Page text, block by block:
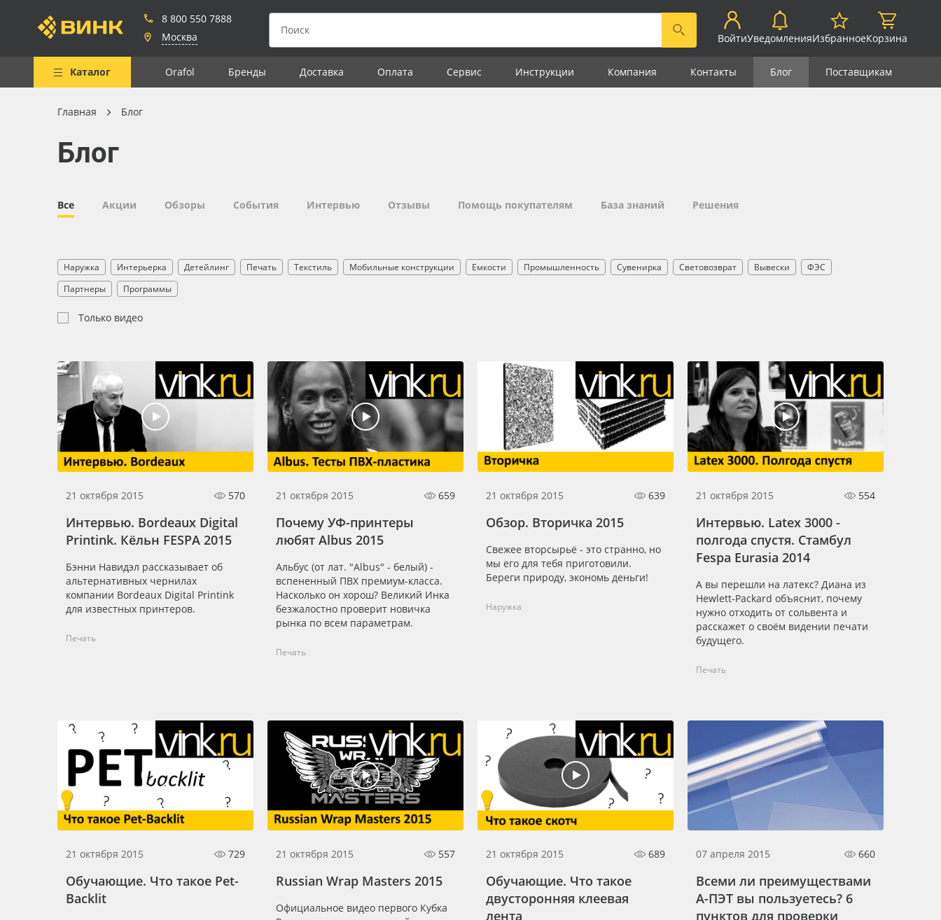
8 800 550 7888
Москва
ВойтиУведомленияИзбранноеКорзина
Каталог Orafol Бренды Доставка Оплата Сервис Инструкции Компания Контакты Блог Поставщикам
Весь каталог
Рулонные материалы
Листовые материалы
Мобильные конструкции и
POS-материалы
Профильные системы
Светотехника
Инженерные пластики
Упаковочные материалы
Оборудование и инструмент
Новинки ассортимента
Oracal 641
Orajet 3640
Плёнка монтажная Oratape
ПЭТ листовой
ПЭТ бэклит
Вспененный ПВХ
Баннер
Главная Блог
Блог
Все Акции Обзоры События Интервью Отзывы Помощь покупателям База знаний Решения
Наружка Интерьерка Детейлинг Печать Текстиль Мобильные конструкции Емкости Промышленность Сувенирка Световозврат Вывески
ФЭС
Партнеры
Программы
Только видео
21 октября 2015 570
Интервью. Bordeaux Digital
Printink. Кёльн FESPA 2015
Бэнни Навидэл рассказывает об
альтернативных чернилах
компании Bordeaux Digital Printink
для известных принтеров.
Печать
21 октября 2015 659
Почему УФ-принтеры
любят Albus 2015
Альбус (от лат. "Albus" - белый) -
вспененный ПВХ премиум-класса.
Насколько он хорош? Великий Инка
безжалостно проверит новичка
рынка по всем параметрам.
Печать
21 октября 2015 639
Обзор. Вторичка 2015
Свежее вторсырьё - это странно, но
мы его для тебя приготовили.
Береги природу, экономь деньги!
Наружка
21 октября 2015 554
Интервью. Latex 3000 -
полгода спустя. Стамбул
Fespa Eurasia 2014
А вы перешли на латекс? Диана из
Hewlett-Packard объяснит, почему
нужно отходить от сольвента и
расскажет о своём видении печати
будущего.
Печать
21 октября 2015 729
Обучающие. Что такое Pet-
Backlit
21 октября 2015 557
Russian Wrap Masters 2015
Официальное видео первого Кубка
21 октября 2015 689
Обучающие. Что такое
двусторонняя клеевая
лента
07 апреля 2015 660
Всеми ли преимуществами
А-ПЭТ вы пользуетесь? 6
пунктов для проверки